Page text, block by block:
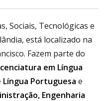
Sociais, Tecnológicas e
está localizado na
Fazem parte do
em Língua
Portuguesa e
Engenharia